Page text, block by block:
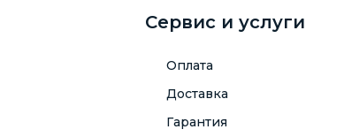
Сервис и услуги
Оплата
Доставка
Гарантия